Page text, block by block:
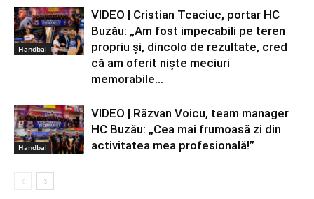
Handbal
VIDEO | Cristian Tcaciuc, portar HC
Buzău: „Am fost impecabili pe teren
propriu și, dincolo de rezultate, cred
că am oferit niște meciuri
memorabile...
Handbal
VIDEO | Răzvan Voicu, team manager
HC Buzău: „Cea mai frumoasă zi din
activitatea mea profesională!”